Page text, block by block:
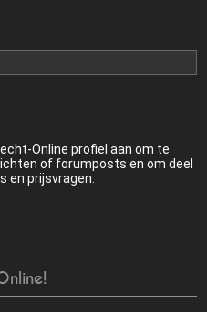
Online profiel aan om te
of forumposts en om deel
en prijsvragen.